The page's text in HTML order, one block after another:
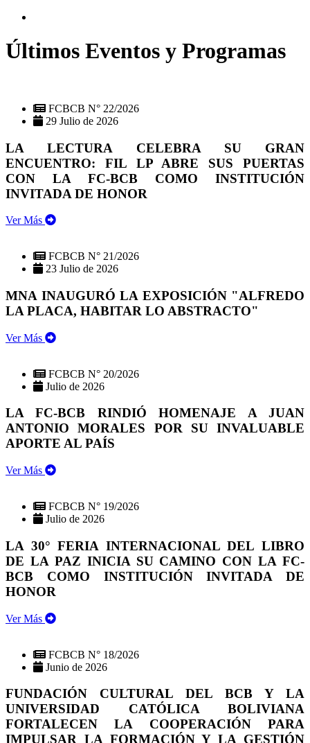
Últimos Eventos y Programas
FCBCB N° 22/2026
29 Julio de 2026
LA LECTURA CELEBRA SU GRAN
ENCUENTRO: FIL LP ABRE SUS PUERTAS
CON LA FC-BCB COMO INSTITUCIÓN
INVITADA DE HONOR
Ver Más
FCBCB N° 21/2026
23 Julio de 2026
MNA INAUGURÓ LA EXPOSICIÓN "ALFREDO
LA PLACA, HABITAR LO ABSTRACTO"
Ver Más
FCBCB N° 20/2026
Julio de 2026
LA FC-BCB RINDIÓ HOMENAJE A JUAN
ANTONIO MORALES POR SU INVALUABLE
APORTE AL PAÍS
Ver Más
FCBCB N° 19/2026
Julio de 2026
LA 30° FERIA INTERNACIONAL DEL LIBRO
DE LA PAZ INICIA SU CAMINO CON LA FC-
BCB COMO INSTITUCIÓN INVITADA DE
HONOR
Ver Más
FCBCB N° 18/2026
Junio de 2026
FUNDACIÓN CULTURAL DEL BCB Y LA
UNIVERSIDAD CATÓLICA BOLIVIANA
FORTALECEN LA COOPERACIÓN PARA
IMPULSAR LA FORMACIÓN Y LA GESTIÓN